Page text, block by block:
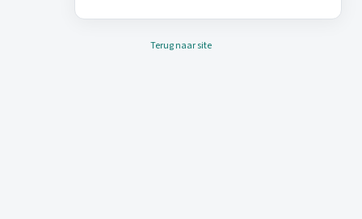
Terug naar site